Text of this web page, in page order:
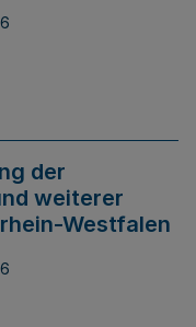
der
weiterer
Westfalen